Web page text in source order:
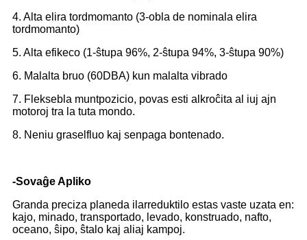
4. Alta elira tordmomanto (3-obla de nominala elira
tordmomanto)
5. Alta efikeco (1-ŝtupa 96%, 2-ŝtupa 94%, 3-ŝtupa 90%)
6. Malalta bruo (60DBA) kun malalta vibrado
7. Fleksebla muntpozicio, povas esti alkroĉita al iuj ajn
motoroj tra la tuta mondo.
8. Neniu graselfluo kaj senpaga bontenado.
-Sovaĝe Apliko
Granda preciza planeda ilarreduktilo estas vaste uzata en:
kajo, minado, transportado, levado, konstruado, nafto,
oceano, ŝipo, ŝtalo kaj aliaj kampoj.